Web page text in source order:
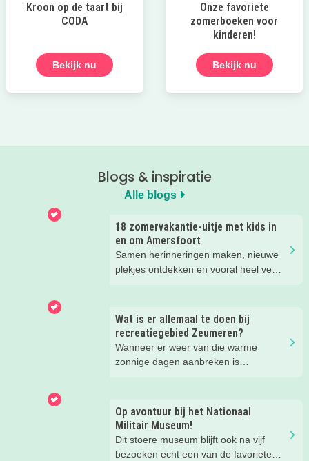
Kroon op de taart bij
CODA
Bekijk nu
Onze favoriete
zomerboeken voor
kinderen!
Bekijk nu
Blogs & inspiratie
Alle blogs
18 zomervakantie-uitje met kids in
en om Amersfoort
Samen herinneringen maken, nieuwe
plekjes ontdekken en vooral heel veel
Van spetteren en spelen tot theater,
natuur en stoere activiteiten. Laat je
inspireren door deze leuke zomertips!.
Wat is er allemaal te doen bij
recreatiegebied Zeumeren?
Wanneer er weer van die warme
zonnige dagen aanbreken is
met het hele gezin. Maar wist je dat
naast het zwemmen er nog veel te
beleven is in dit groenrijke gebied van
Leisurelands? Wij delen onze favoriete
Op avontuur bij het Nationaal
Militair Museum!
Dit stoere museum blijft ook na vijf
bezoeken echt een van de favoriete